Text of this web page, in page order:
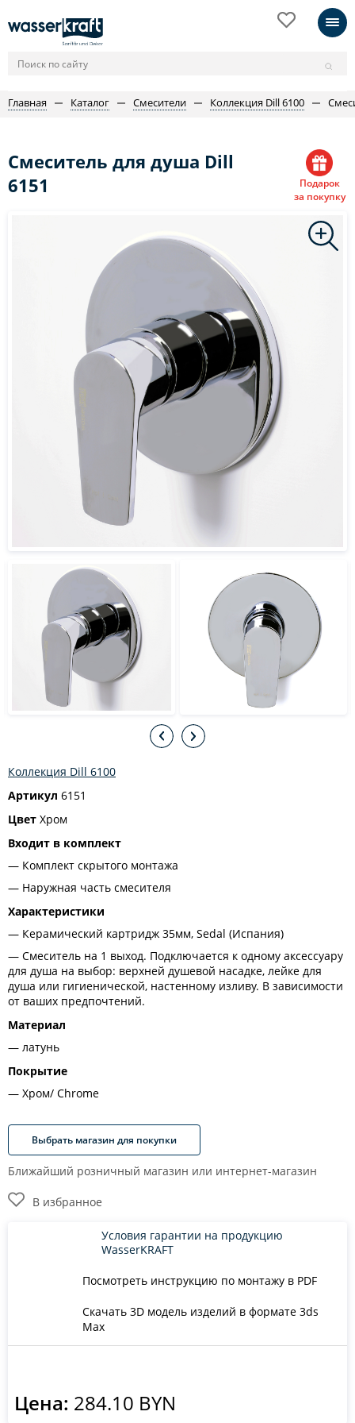
Главная Каталог Смесители Коллекция Dill 6100
Смеситель для душа Dill
6151
Подарок
за покупку
Коллекция Dill 6100
Артикул 6151
Цвет Хром
Входит в комплект
Комплект скрытого монтажа
Наружная часть смесителя
Характеристики
Керамический картридж 35мм, Sedal (Испания)
Смеситель на 1 выход. Подключается к одному аксессуару
для душа на выбор: верхней душевой насадке, лейке для
душа или гигиенической, настенному изливу. В зависимости
от ваших предпочтений.
Материал
латунь
Покрытие
Хром/ Chrome
Выбрать магазин для покупки
Ближайший розничный магазин или интернет-магазин
В избранное
Посмотреть инструкцию по монтажу в PDF
Скачать 3D модель изделий в формате 3ds
Max
Условия гарантии на продукцию
WasserKRAFT
Цена: 284.10 BYN